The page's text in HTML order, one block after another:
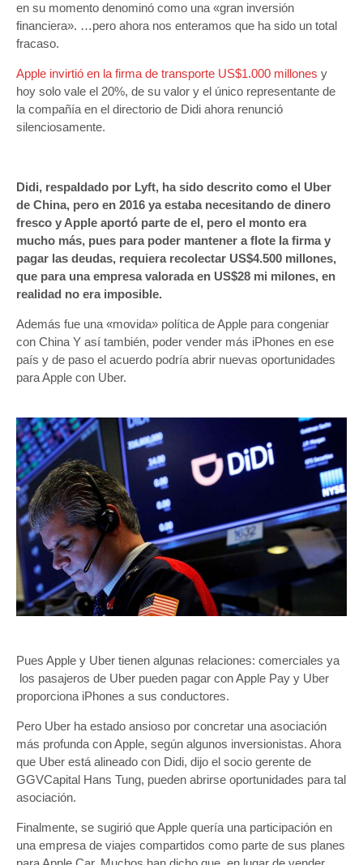
en su momento denominó como una «gran inversión
financiera». …pero ahora nos enteramos que ha sido un total
fracaso.
Apple invirtió en la firma de transporte US$1.000 millones y
hoy solo vale el 20%, de su valor y el único representante de
la compañía en el directorio de Didi ahora renunció
silenciosamente.
Didi, respaldado por Lyft, ha sido descrito como el Uber
de China, pero en 2016 ya estaba necesitando de dinero
fresco y Apple aportó parte de el, pero el monto era
mucho más, pues para poder mantener a flote la firma y
pagar las deudas, requiera recolectar US$4.500 millones,
que para una empresa valorada en US$28 mi milones, en
realidad no era imposible.
Además fue una «movida» política de Apple para congeniar
con China Y así también, poder vender más iPhones en ese
país y de paso el acuerdo podría abrir nuevas oportunidades
para Apple con Uber.
Pues Apple y Uber tienen algunas relaciones: comerciales ya
los pasajeros de Uber pueden pagar con Apple Pay y Uber
proporciona iPhones a sus conductores.
Pero Uber ha estado ansioso por concretar una asociación
más profunda con Apple, según algunos inversionistas. Ahora
que Uber está alineado con Didi, dijo el socio gerente de
GGVCapital Hans Tung, pueden abrirse oportunidades para tal
asociación.
Finalmente, se sugirió que Apple quería una participación en
una empresa de viajes compartidos como parte de sus planes